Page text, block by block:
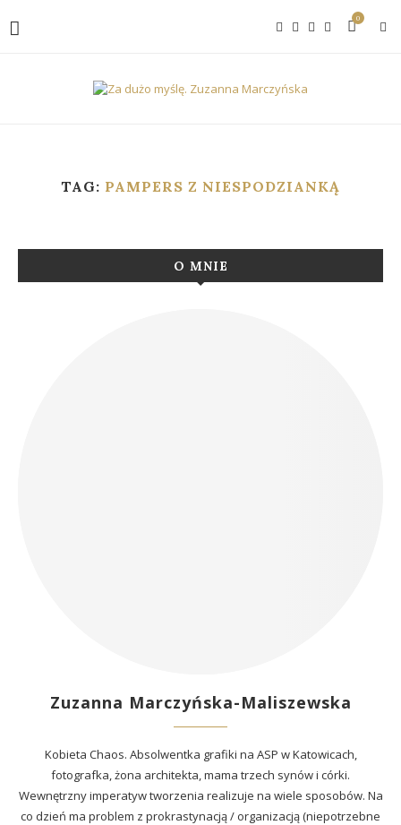
0
TAG: PAMPERS Z NIESPODZIANKĄ
O MNIE
Zuzanna Marczyńska-Maliszewska
Kobieta Chaos. Absolwentka grafiki na ASP w Katowicach,
fotografka, żona architekta, mama trzech synów i córki.
Wewnętrzny imperatyw tworzenia realizuje na wiele sposobów. Na
co dzień ma problem z prokrastynacją / organizacją (niepotrzebne